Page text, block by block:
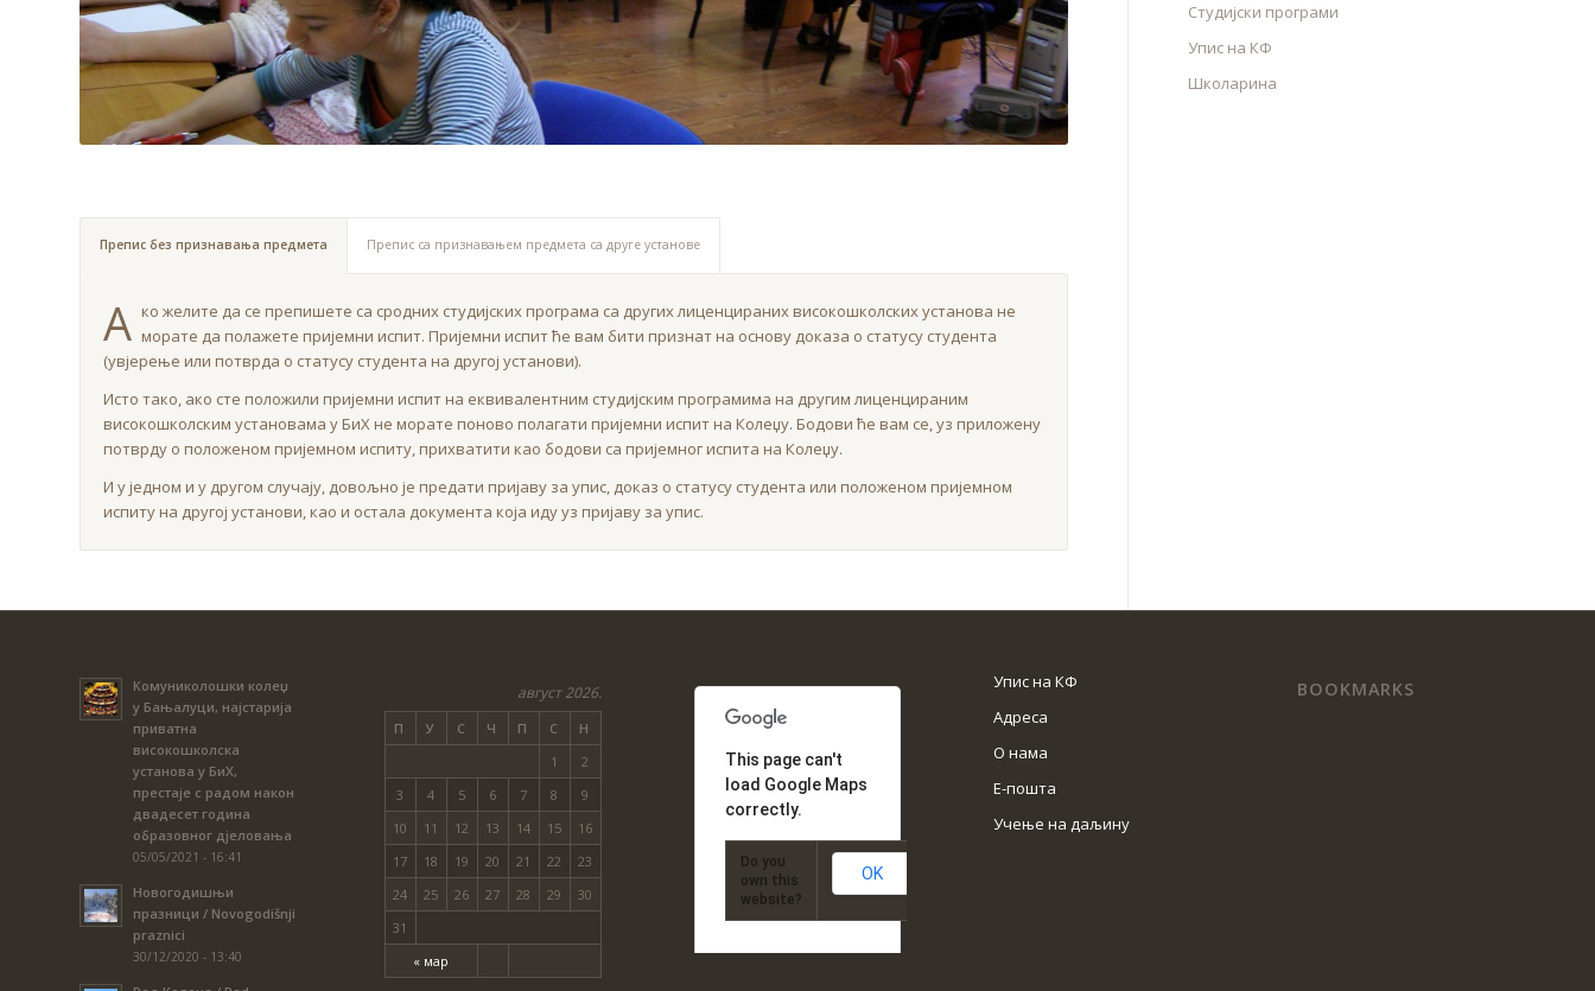
Препис без признавања предмета Препис са признавањем предмета са друге установе
А ко желите да се препишете са сродних студијских програма са других лиценцираних високошколских установа не
морате да полажете пријемни испит. Пријемни испит ће вам бити признат на основу доказа о статусу студента
(увјерење или потврда о статусу студента на другој установи).
Исто тако, ако сте положили пријемни испит на еквивалентним студијским програмима на другим лиценцираним
високошколским установама у БиХ не морате поново полагати пријемни испит на Колеџу. Бодови ће вам се, уз приложену
потврду о положеном пријемном испиту, прихватити као бодови са пријемног испита на Колеџу.
И у једном и у другом случају, довољно је предати пријаву за упис, доказ о статусу студента или положеном пријемном
испиту на другој установи, као и остала документа која иду уз пријаву за упис.
Студијски програми
Упис на КФ
Школарина
Комуниколошки колеџ
у Бањалуци, најстарија
приватна
високошколска
установа у БиХ,
престаје с радом након
двадесет година
образовног дјеловања
05/05/2021 - 16:41
Новогодишњи
празници / Novogodišnji
praznici
30/12/2020 - 13:40
август 2026.
П У С Ч П С Н
« мар
1
2
3
4 5 6 7 8
9
10
11 12 13 14 15
16
17
18 19 20 21 22
23
24
25 26 27 28 29
30
31
This page can't
load Google Maps
correctly.
Do you
own this
website?
OK
Упис на КФ
Адреса
О нама
Е-пошта
Учење на даљину
BOOKMARKS